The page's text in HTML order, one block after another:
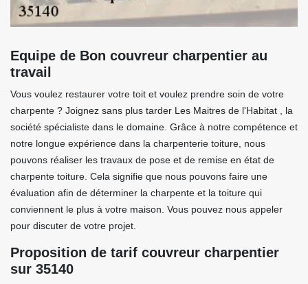
Equipe de Bon couvreur charpentier au
travail
Vous voulez restaurer votre toit et voulez prendre soin de votre
charpente ? Joignez sans plus tarder Les Maitres de l'Habitat , la
société spécialiste dans le domaine. Grâce à notre compétence et
notre longue expérience dans la charpenterie toiture, nous
pouvons réaliser les travaux de pose et de remise en état de
charpente toiture. Cela signifie que nous pouvons faire une
évaluation afin de déterminer la charpente et la toiture qui
conviennent le plus à votre maison. Vous pouvez nous appeler
pour discuter de votre projet.
Proposition de tarif couvreur charpentier
sur 35140